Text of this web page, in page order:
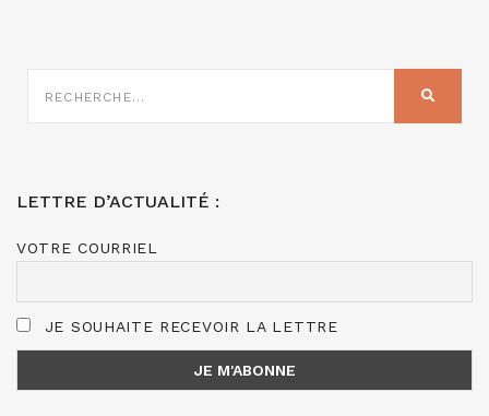
SUR
LETTRE D’ACTUALITÉ :
VOTRE COURRIEL
JE SOUHAITE RECEVOIR LA LETTRE